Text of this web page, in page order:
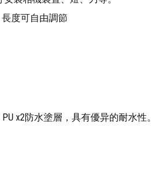
度可自由調節
x2防水塗層，具有優异的耐水性。